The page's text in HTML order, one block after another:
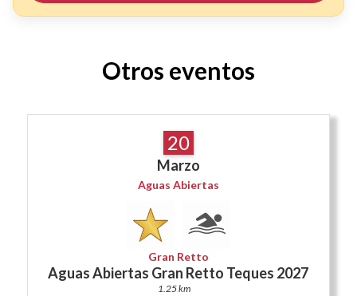
Otros eventos
20
Marzo
Aguas Abiertas
Gran Retto
Aguas Abiertas Gran Retto Teques 2027
1.25 km